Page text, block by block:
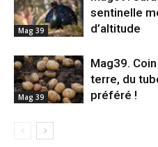
Mag 39
sentinelle
d’altitude
Mag 39
Mag39.
terre, du
préféré !